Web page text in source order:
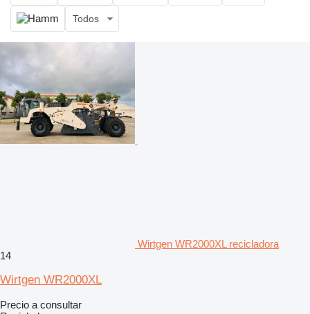
Todos
Wirtgen WR2000XL recicladora
14
Wirtgen WR2000XL
Precio a consultar